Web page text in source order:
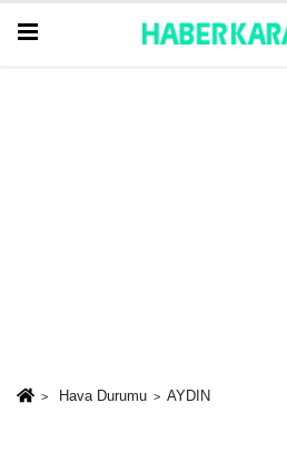
Hava Durumu AYDIN